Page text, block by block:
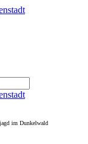
im Dunkelwald